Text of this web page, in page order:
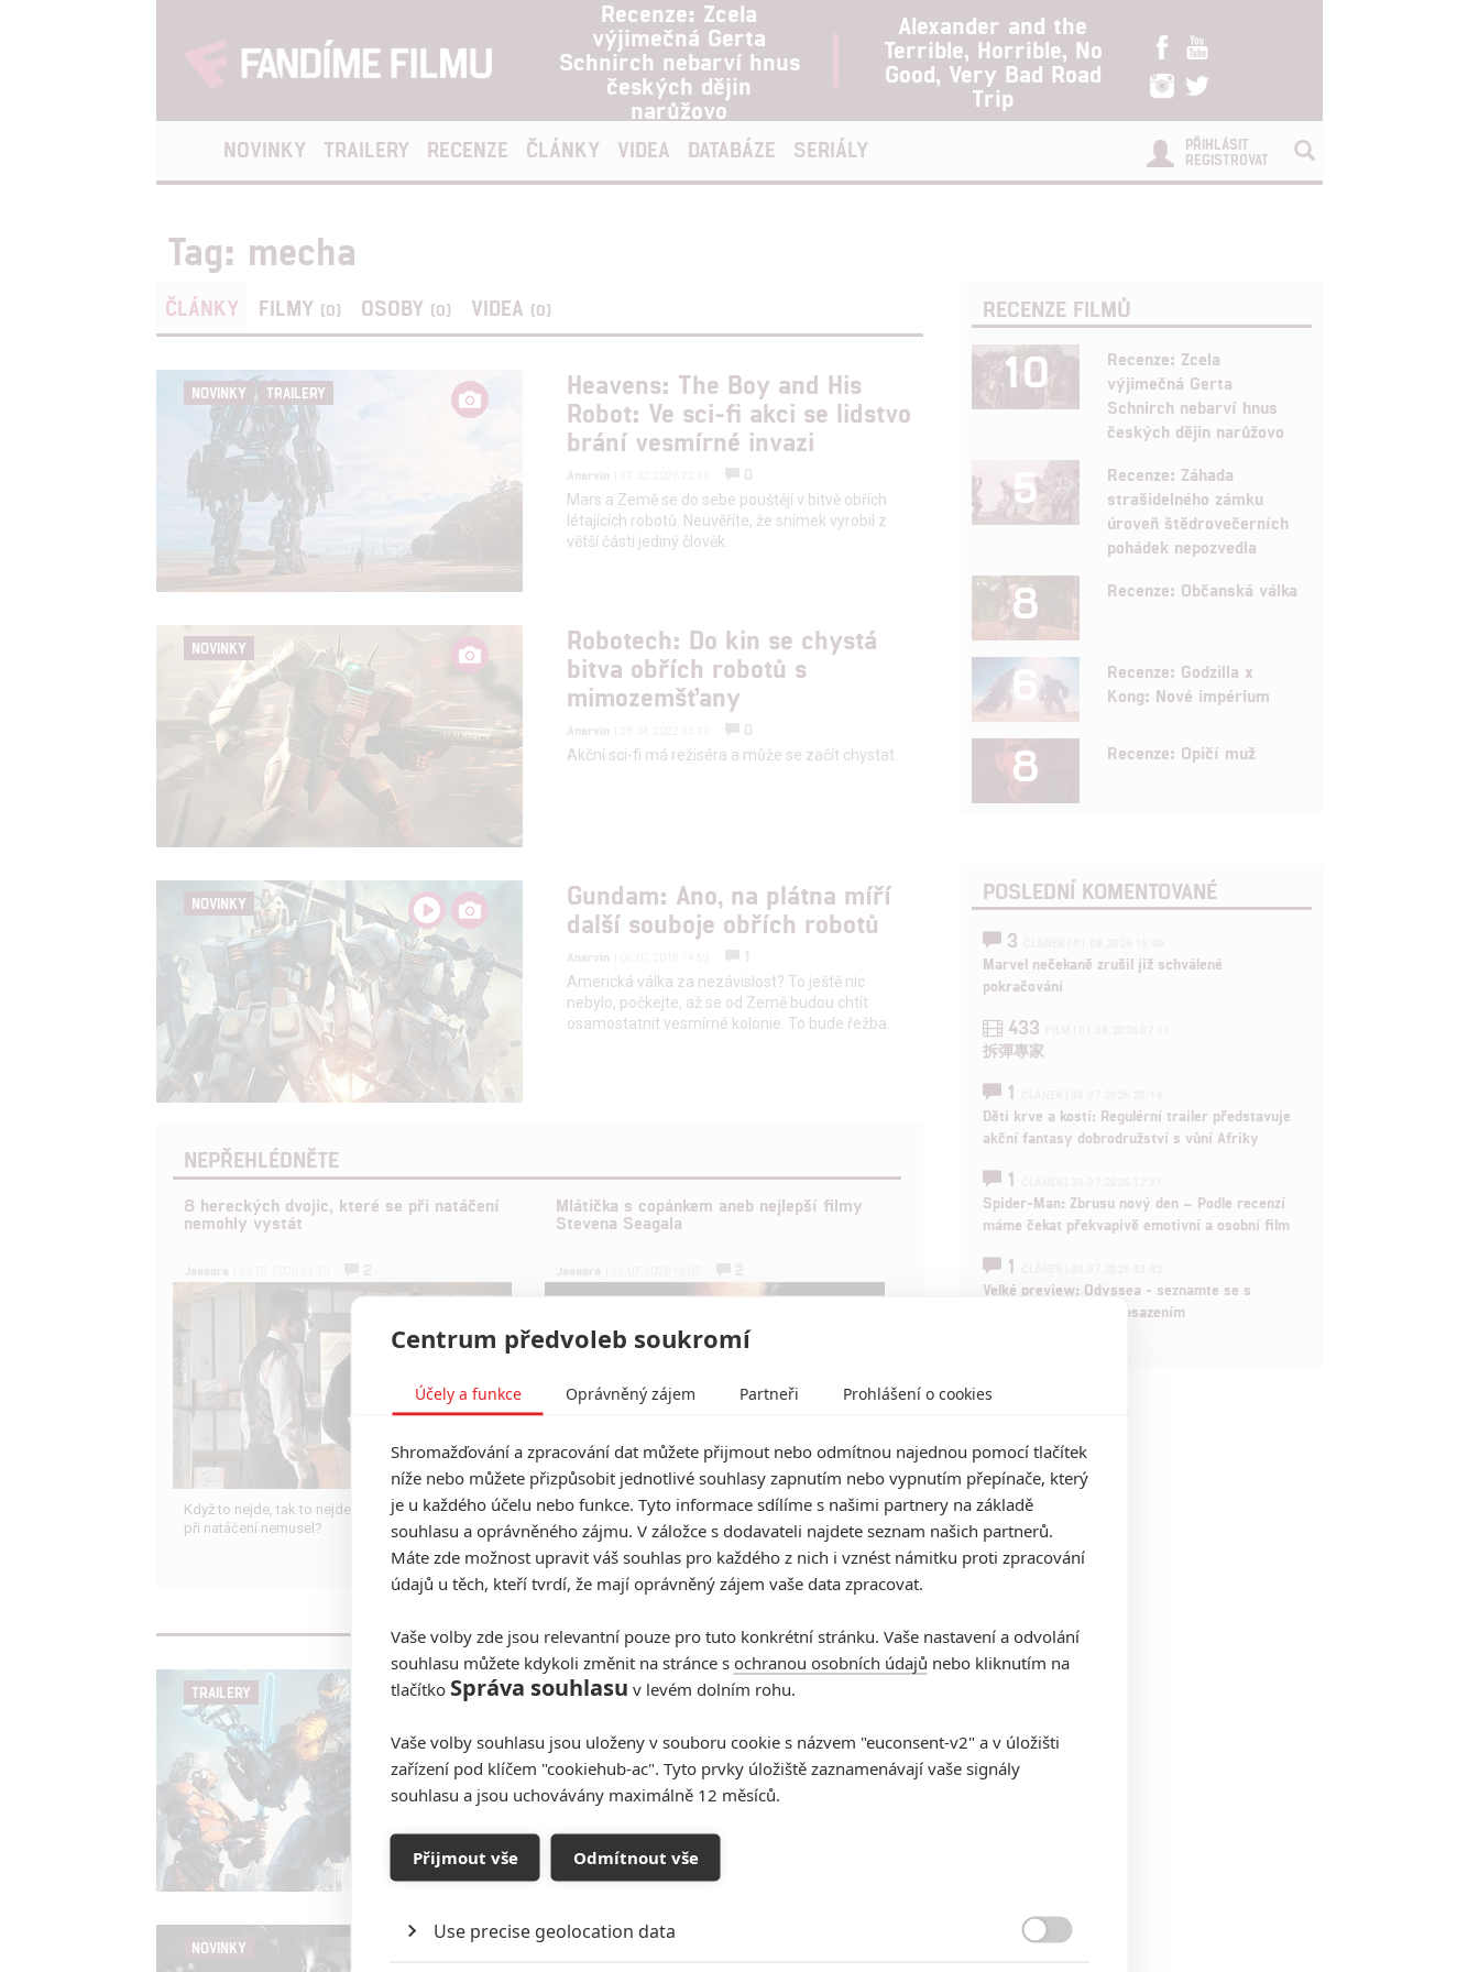
Recenze: Zcela
výjimečná Gerta
Schnirch nebarví hnus
českých dějin
narůžovo
Alexander and the
Terrible, Horrible, No
Good, Very Bad Road
Trip
NOVINKY TRAILERY RECENZE ČLÁNKY VIDEA DATABÁZE SERIÁLY
PŘIHLÁSIT
REGISTROVAT
Tag: mecha
ČLÁNKY FILMY (0) OSOBY (0) VIDEA (0)
NOVINKY TRAILERY
Heavens: The Boy and His
Robot: Ve sci-fi akci se lidstvo
brání vesmírné invazi
Anarvin
0
Mars a Země se do sebe pouštějí v bitvě obřích
létajících robotů. Neuvěříte, že snímek vyrobil z
větší části jediný člověk.
NOVINKY
Robotech: Do kin se chystá
bitva obřích robotů s
mimozemšťany
Anarvin
0
Akční sci-fi má režiséra a může se začít chystat.
NOVINKY
Gundam: Ano, na plátna míří
další souboje obřích robotů
Anarvin
1
Americká válka za nezávislost? To ještě nic
nebylo, počkejte, až se od Země budou chtít
osamostatnit vesmírné kolonie. To bude řežba.
NEPŘEHLÉDNĚTE
8 hereckých dvojic, které se při natáčení
nemohly vystát
Když to nejde, tak to nejde... aneb kdo se s kým
při natáčení nemusel?
Mlátička s copánkem aneb nejlepší filmy
Stevena Seagala
Kdysi hvězda akčních filmů, dnes král céčkových
slátanin, protagonista bizarní policejní reality
show nebo zvláštní velvyslanec Ruska.
TRAILERY
Pacific Rim 2: Monstra vs.
traileru
Anarvin | 24.01.2018 17:40
4
Mladší generace bojových pilotů představuje větší
NOVINKY
Pacific Rim: Povstání: Plakáty
RECENZE FILMŮ
10
Recenze: Zcela
výjimečná Gerta
Schnirch nebarví hnus
českých dějin narůžovo
5
Recenze: Záhada
strašidelného zámku
úroveň štědrovečerních
pohádek nepozvedla
8 Recenze: Občanská válka
6
Recenze: Godzilla x
Kong: Nové impérium
8 Recenze: Opičí muž
POSLEDNÍ KOMENTOVANÉ
3
Marvel nečekaně zrušil již schválené
pokračování
433
拆彈專家
1
Děti krve a kostí: Regulérní trailer představuje
akční fantasy dobrodružství s vůní Afriky
1
Spider-Man: Zbrusu nový den – Podle recenzí
máme čekat překvapivě emotivní a osobní film
1
Velké preview: Odyssea - seznamte se s
maximálně nabitým obsazením
Centrum předvoleb soukromí
Účely a funkce Oprávněný zájem Partneři Prohlášení o cookies
Shromažďování a zpracování dat můžete přijmout nebo odmítnou najednou pomocí tlačítek
níže nebo můžete přizpůsobit jednotlivé souhlasy zapnutím nebo vypnutím přepínače, který
je u každého účelu nebo funkce. Tyto informace sdílíme s našimi partnery na základě
souhlasu a oprávněného zájmu. V záložce s dodavateli najdete seznam našich partnerů.
Máte zde možnost upravit váš souhlas pro každého z nich i vznést námitku proti zpracování
údajů u těch, kteří tvrdí, že mají oprávněný zájem vaše data zpracovat.
Vaše volby zde jsou relevantní pouze pro tuto konkrétní stránku. Vaše nastavení a odvolání
souhlasu můžete kdykoli změnit na stránce s ochranou osobních údajů nebo kliknutím na
tlačítko Správa souhlasu v levém dolním rohu.
Vaše volby souhlasu jsou uloženy v souboru cookie s názvem "euconsent-v2" a v úložišti
zařízení pod klíčem "cookiehub-ac". Tyto prvky úložiště zaznamenávají vaše signály
souhlasu a jsou uchovávány maximálně 12 měsíců.
Přijmout vše Odmítnout vše
Use precise geolocation data